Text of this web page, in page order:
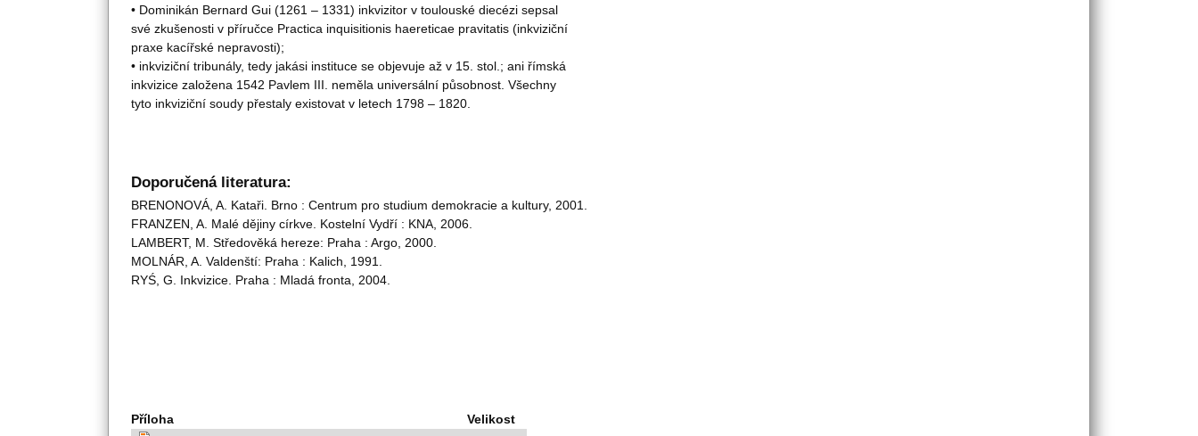
• Dominikán Bernard Gui (1261 – 1331) inkvizitor v toulouské diecézi sepsal
své zkušenosti v příručce Practica inquisitionis haereticae pravitatis (inkviziční
praxe kacířské nepravosti);
• inkviziční tribunály, tedy jakási instituce se objevuje až v 15. stol.; ani římská
inkvizice založena 1542 Pavlem III. neměla universální působnost. Všechny
tyto inkviziční soudy přestaly existovat v letech 1798 – 1820.
Doporučená literatura:
BRENONOVÁ, A. Kataři. Brno : Centrum pro studium demokracie a kultury, 2001.
FRANZEN, A. Malé dějiny církve. Kostelní Vydří : KNA, 2006.
LAMBERT, M. Středověká hereze: Praha : Argo, 2000.
MOLNÁR, A. Valdenští: Praha : Kalich, 1991.
RYŚ, G. Inkvizice. Praha : Mladá fronta, 2004.
Příloha
Velikost